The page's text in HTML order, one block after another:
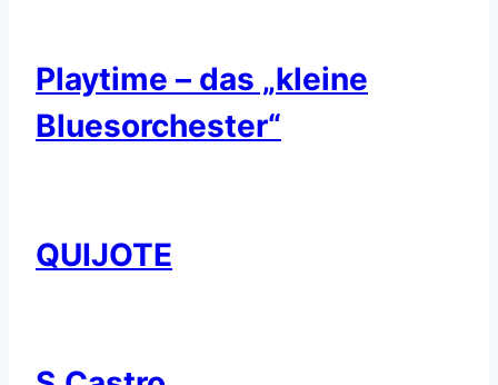
Playtime – das „kleine
Bluesorchester“
QUIJOTE